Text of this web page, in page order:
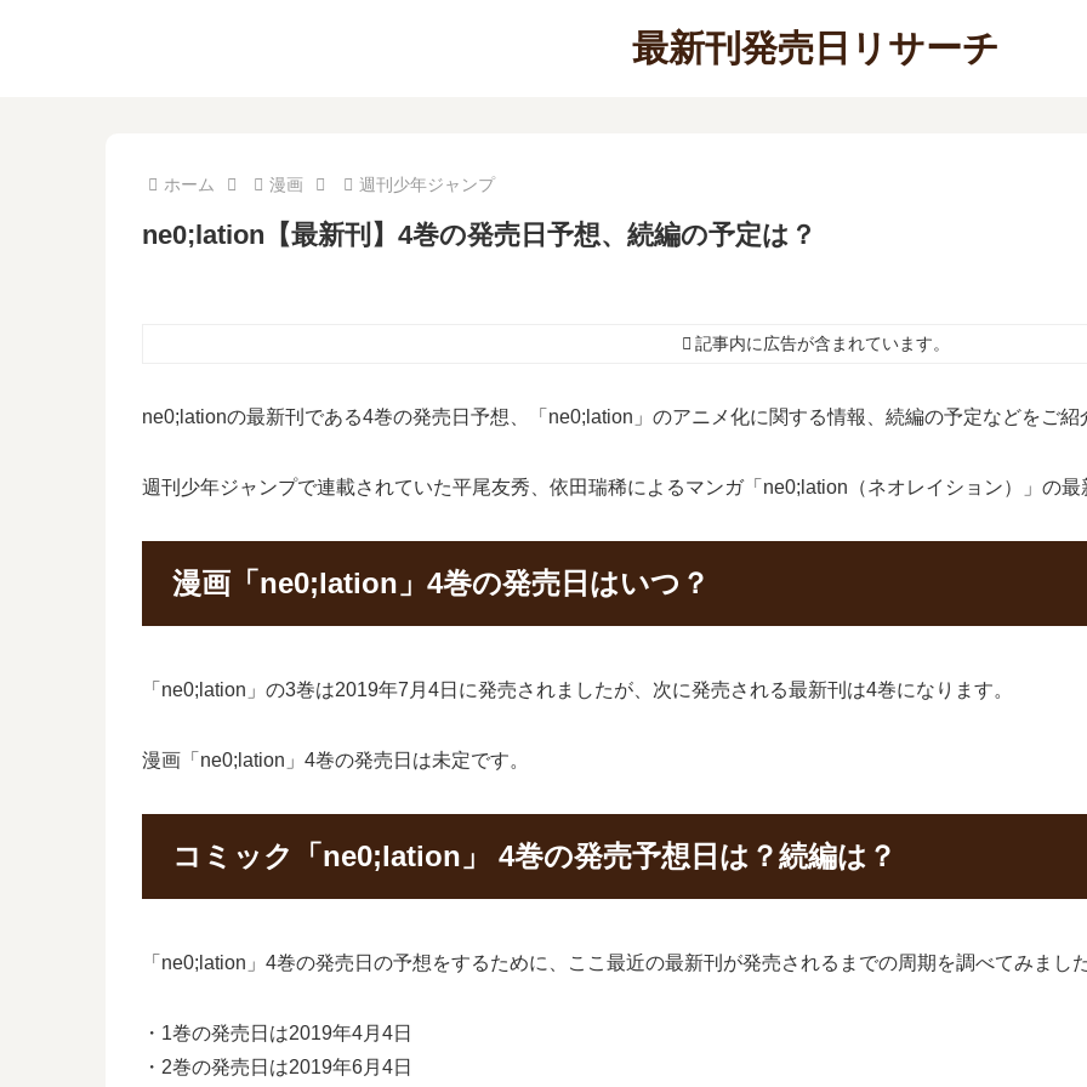
最新刊発売日リサーチ
ホーム 漫画 週刊少年ジャンプ
ne0;lation【最新刊】4巻の発売日予想、続編の予定は？
記事内に広告が含まれています。
ne0;lationの最新刊である4巻の発売日予想、「ne0;lation」のアニメ化に関する情報、続編の予定などをご紹
週刊少年ジャンプで連載されていた平尾友秀、依田瑞稀によるマンガ「ne0;lation（ネオレイション）」の
漫画「ne0;lation」4巻の発売日はいつ？
「ne0;lation」の3巻は2019年7月4日に発売されましたが、次に発売される最新刊は4巻になります。
漫画「ne0;lation」4巻の発売日は未定です。
コミック「ne0;lation」 4巻の発売予想日は？続編は？
「ne0;lation」4巻の発売日の予想をするために、ここ最近の最新刊が発売されるまでの周期を調べてみまし
・1巻の発売日は2019年4月4日
・2巻の発売日は2019年6月4日